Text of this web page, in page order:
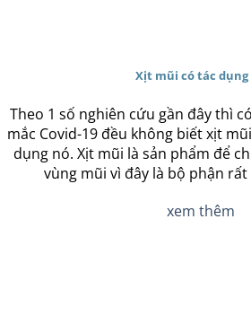
Xịt mũi có tác dụng
Theo 1 số nghiên cứu gần đây thì
mắc Covid-19 đều không biết xịt
dụng nó. Xịt mũi là sản phẩm để
vùng mũi vì đây là bộ phận rất
xem thêm